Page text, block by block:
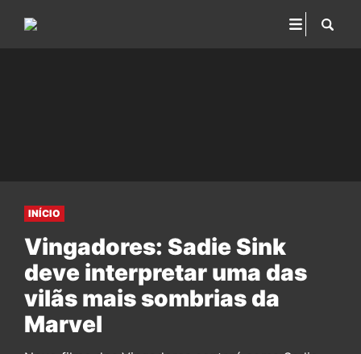
INÍCIO
Vingadores: Sadie Sink
deve interpretar uma das
vilãs mais sombrias da
Marvel